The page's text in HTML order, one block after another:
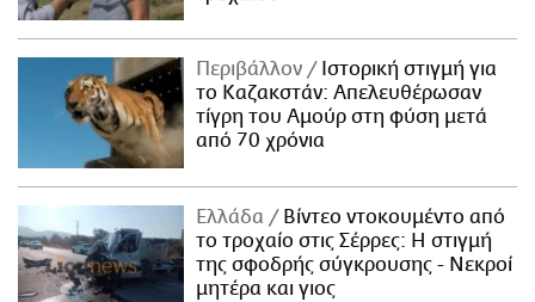
Περιβάλλον
Ιστορική στιγμή για
το Καζακστάν: Απελευθέρωσαν
τίγρη του Αμούρ στη φύση μετά
από 70 χρόνια
Ελλάδα
Βίντεο ντοκουμέντο από
το τροχαίο στις Σέρρες: Η στιγμή
της σφοδρής σύγκρουσης - Νεκροί
μητέρα και γιος